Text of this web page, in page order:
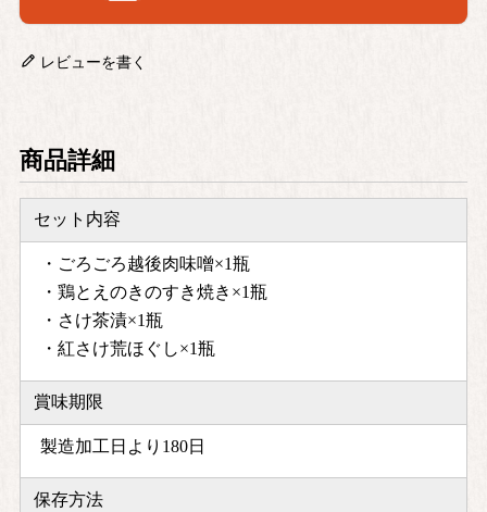
レビューを書く
商品詳細
セット内容
・ごろごろ越後肉味噌×1瓶
・鶏とえのきのすき焼き×1瓶
・さけ茶漬×1瓶
・紅さけ荒ほぐし×1瓶
賞味期限
製造加工日より180日
保存方法